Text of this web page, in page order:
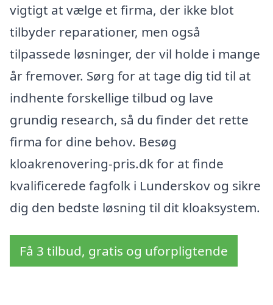
vigtigt at vælge et firma, der ikke blot
tilbyder reparationer, men også
tilpassede løsninger, der vil holde i mange
år fremover. Sørg for at tage dig tid til at
indhente forskellige tilbud og lave
grundig research, så du finder det rette
firma for dine behov. Besøg
kloakrenovering-pris.dk for at finde
kvalificerede fagfolk i Lunderskov og sikre
dig den bedste løsning til dit kloaksystem.
Få 3 tilbud, gratis og uforpligtende